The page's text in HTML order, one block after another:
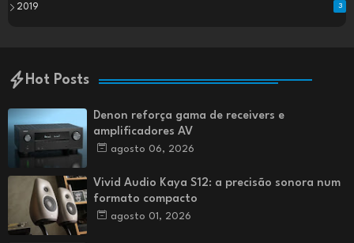
2019 3
Hot Posts
Denon reforça gama de receivers e
amplificadores AV
agosto 06, 2026
Vivid Audio Kaya S12: a precisão sonora num
formato compacto
agosto 01, 2026